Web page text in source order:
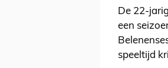
De 22-
een
speeltijd